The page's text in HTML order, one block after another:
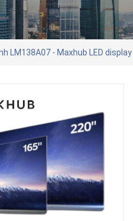
LM138A07 - Maxhub LED display